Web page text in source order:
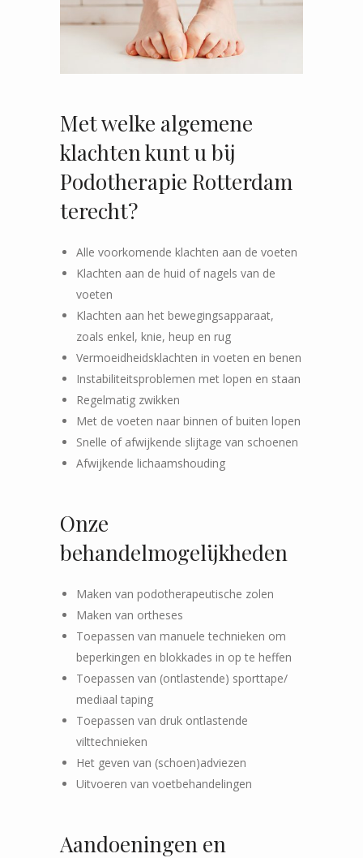
Met welke algemene
klachten kunt u bij
Podotherapie Rotterdam
terecht?
Alle voorkomende klachten aan de voeten
Klachten aan de huid of nagels van de
voeten
Klachten aan het bewegingsapparaat,
zoals enkel, knie, heup en rug
Vermoeidheidsklachten in voeten en benen
Instabiliteitsproblemen met lopen en staan
Regelmatig zwikken
Met de voeten naar binnen of buiten lopen
Snelle of afwijkende slijtage van schoenen
Afwijkende lichaamshouding
Onze
behandelmogelijkheden
Maken van podotherapeutische zolen
Maken van ortheses
Toepassen van manuele technieken om
beperkingen en blokkades in op te heffen
Toepassen van (ontlastende) sporttape/
mediaal taping
Toepassen van druk ontlastende
vilttechnieken
Het geven van (schoen)adviezen
Uitvoeren van voetbehandelingen
Aandoeningen en